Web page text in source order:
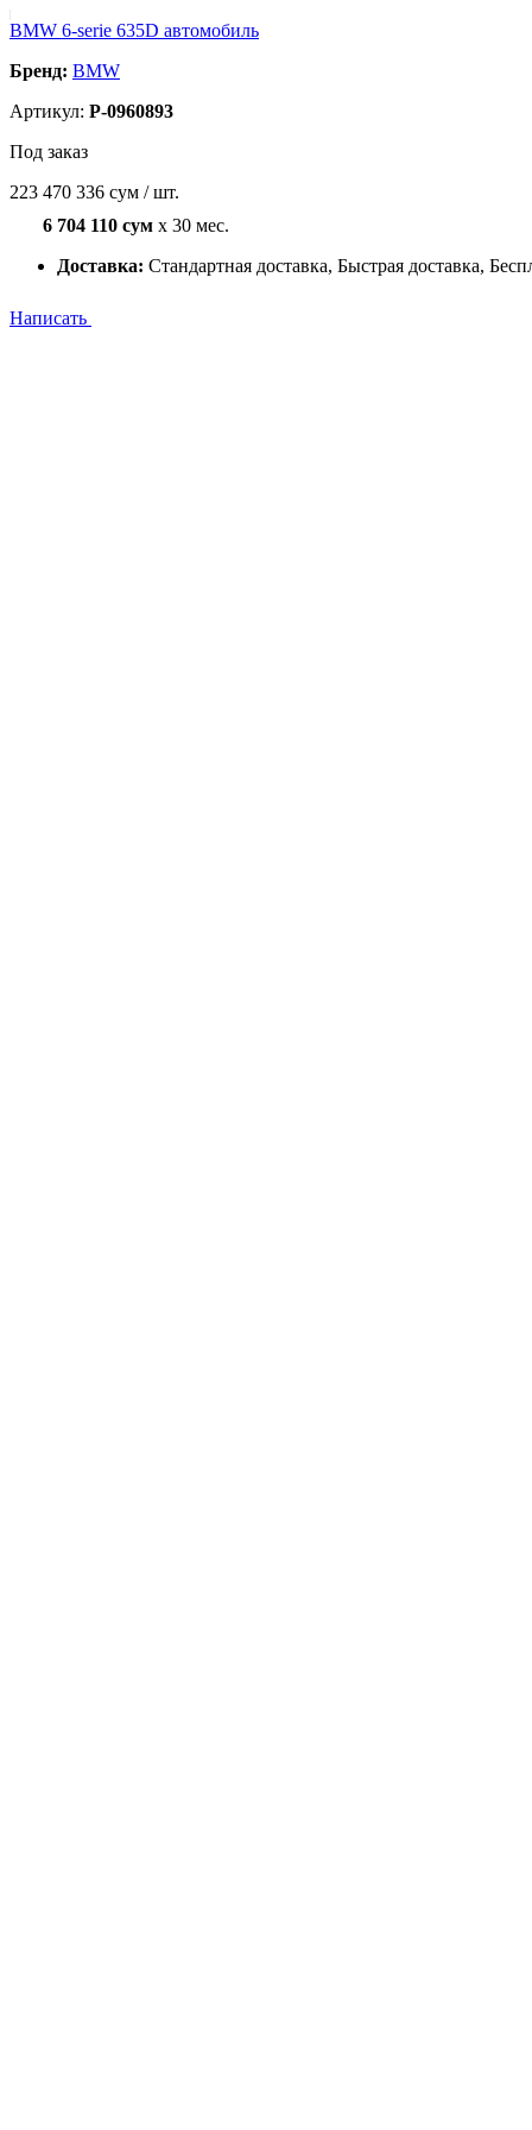
BMW 6-serie 635D автомобиль
Бренд: BMW
Артикул: P-0960893
Под заказ
223 470 336 сум / шт.
6 704 110 сум x 30 мес.
Доставка: Стандартная доставка, Быстрая доставка,
Написать